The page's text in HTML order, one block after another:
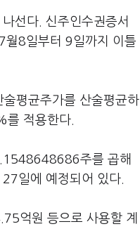
나선다. 신주인수권증서
월8일부터 9일까지 이틀
평균주가를 산술평균하
를 적용한다.
주를 곱해
일에 예정되어 있다.
억원 등으로 사용할 계